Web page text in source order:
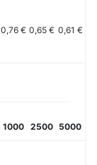
0,76 € 0,65 € 0,61 €
1000 2500 5000